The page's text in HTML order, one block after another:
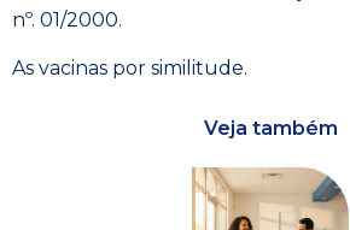
nº. 01/2000.
As vacinas por similitude.
Veja também